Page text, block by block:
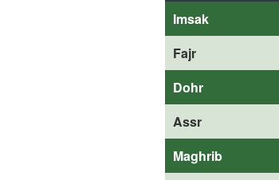
Imsak
Fajr
Dohr
Assr
Maghrib